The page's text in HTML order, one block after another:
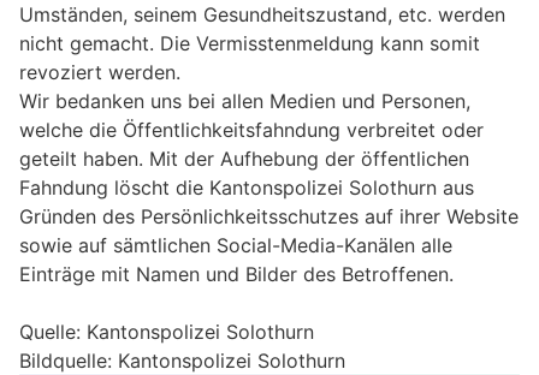
Umständen, seinem Gesundheitszustand, etc. werden
nicht gemacht. Die Vermisstenmeldung kann somit
revoziert werden.
Wir bedanken uns bei allen Medien und Personen,
welche die Öffentlichkeitsfahndung verbreitet oder
geteilt haben. Mit der Aufhebung der öffentlichen
Fahndung löscht die Kantonspolizei Solothurn aus
Gründen des Persönlichkeitsschutzes auf ihrer Website
sowie auf sämtlichen Social-Media-Kanälen alle
Einträge mit Namen und Bilder des Betroffenen.
Quelle: Kantonspolizei Solothurn
Bildquelle: Kantonspolizei Solothurn